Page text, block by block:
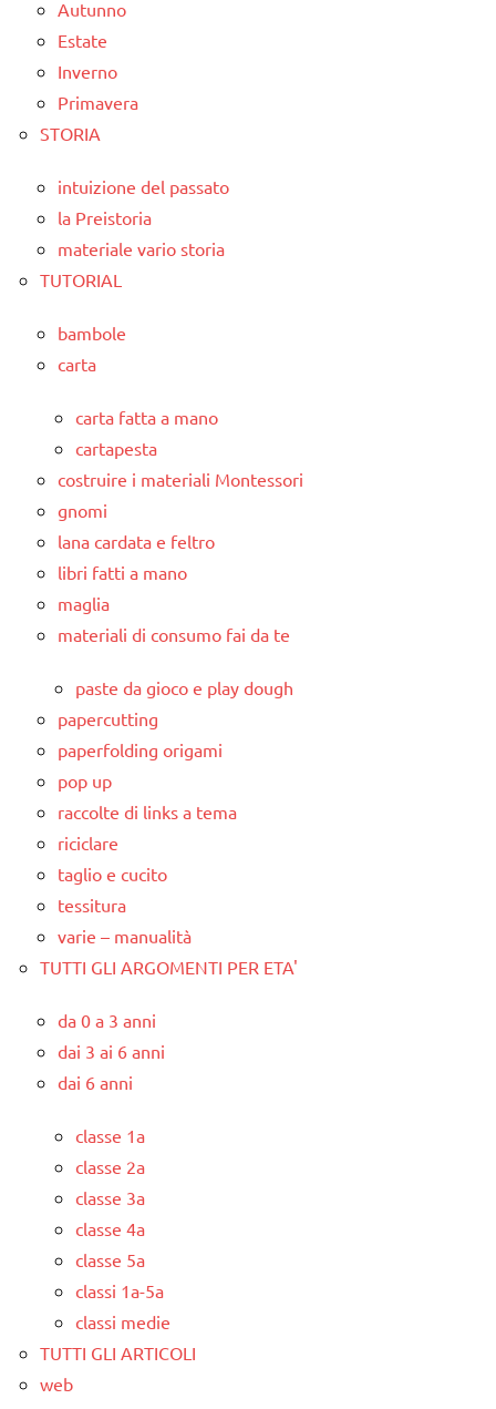
Autunno
Estate
Inverno
Primavera
STORIA
intuizione del passato
la Preistoria
materiale vario storia
TUTORIAL
bambole
carta
carta fatta a mano
cartapesta
costruire i materiali Montessori
gnomi
lana cardata e feltro
libri fatti a mano
maglia
materiali di consumo fai da te
paste da gioco e play dough
papercutting
paperfolding origami
pop up
raccolte di links a tema
riciclare
taglio e cucito
tessitura
varie – manualità
TUTTI GLI ARGOMENTI PER ETA'
da 0 a 3 anni
dai 3 ai 6 anni
dai 6 anni
classe 1a
classe 2a
classe 3a
classe 4a
classe 5a
classi 1a-5a
classi medie
TUTTI GLI ARTICOLI
web